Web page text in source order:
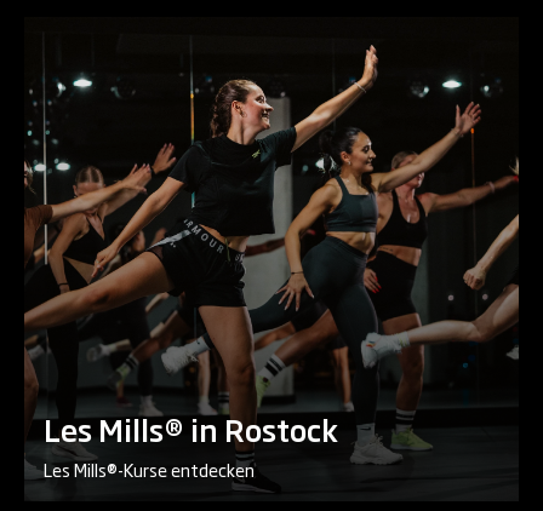
Les Mills® in Rostock
Les Mills®-Kurse entdecken